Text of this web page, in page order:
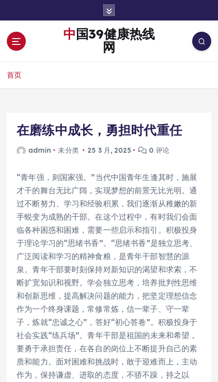
中国39健康热线
网
首页
在磨练中成长，勇担时代重任
admin 未分类 25 3 月, 2025 0 评论
“青年强，则国家强。”当代中国青年生逢其时，施展
才干的舞台无比广阔，实现梦想的前景无比光明。通
过不断努力、学习和经验积累，我们逐渐从稚嫩的新
手蜕变为成熟的干部。在这个过程中，有时我们会面
临各种困惑和困难，需要一些启示和指引。积极投身
于理论学习的“思绪书香”。“思绪书香”是独立思考、
广泛阅读和学习的精神食粮，是青年干部智慧的源
泉。青年干部要时刻保持对新知识的渴望和求索，不
断扩宽知识和视野。学会独立思考，培养批判性思维
和创新思维，提高解决问题的能力，把坚定理想信念
作为一个终身课题，常修常炼，信一辈子、守一辈
子，炼就“忠诚之心”，答好“初心答卷”。积极投身于
社会实践“练兵场”。青年干部是祖国的未来和希望，
要勇于承担责任，在各自的岗位上不断提升自己的素
质和能力。面对困难和挑战时，敢于迎难而上，主动
作为，保持谦虚、进取的态度，不骄不躁，持之以